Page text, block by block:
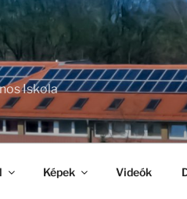
Iskola
Képek Videók